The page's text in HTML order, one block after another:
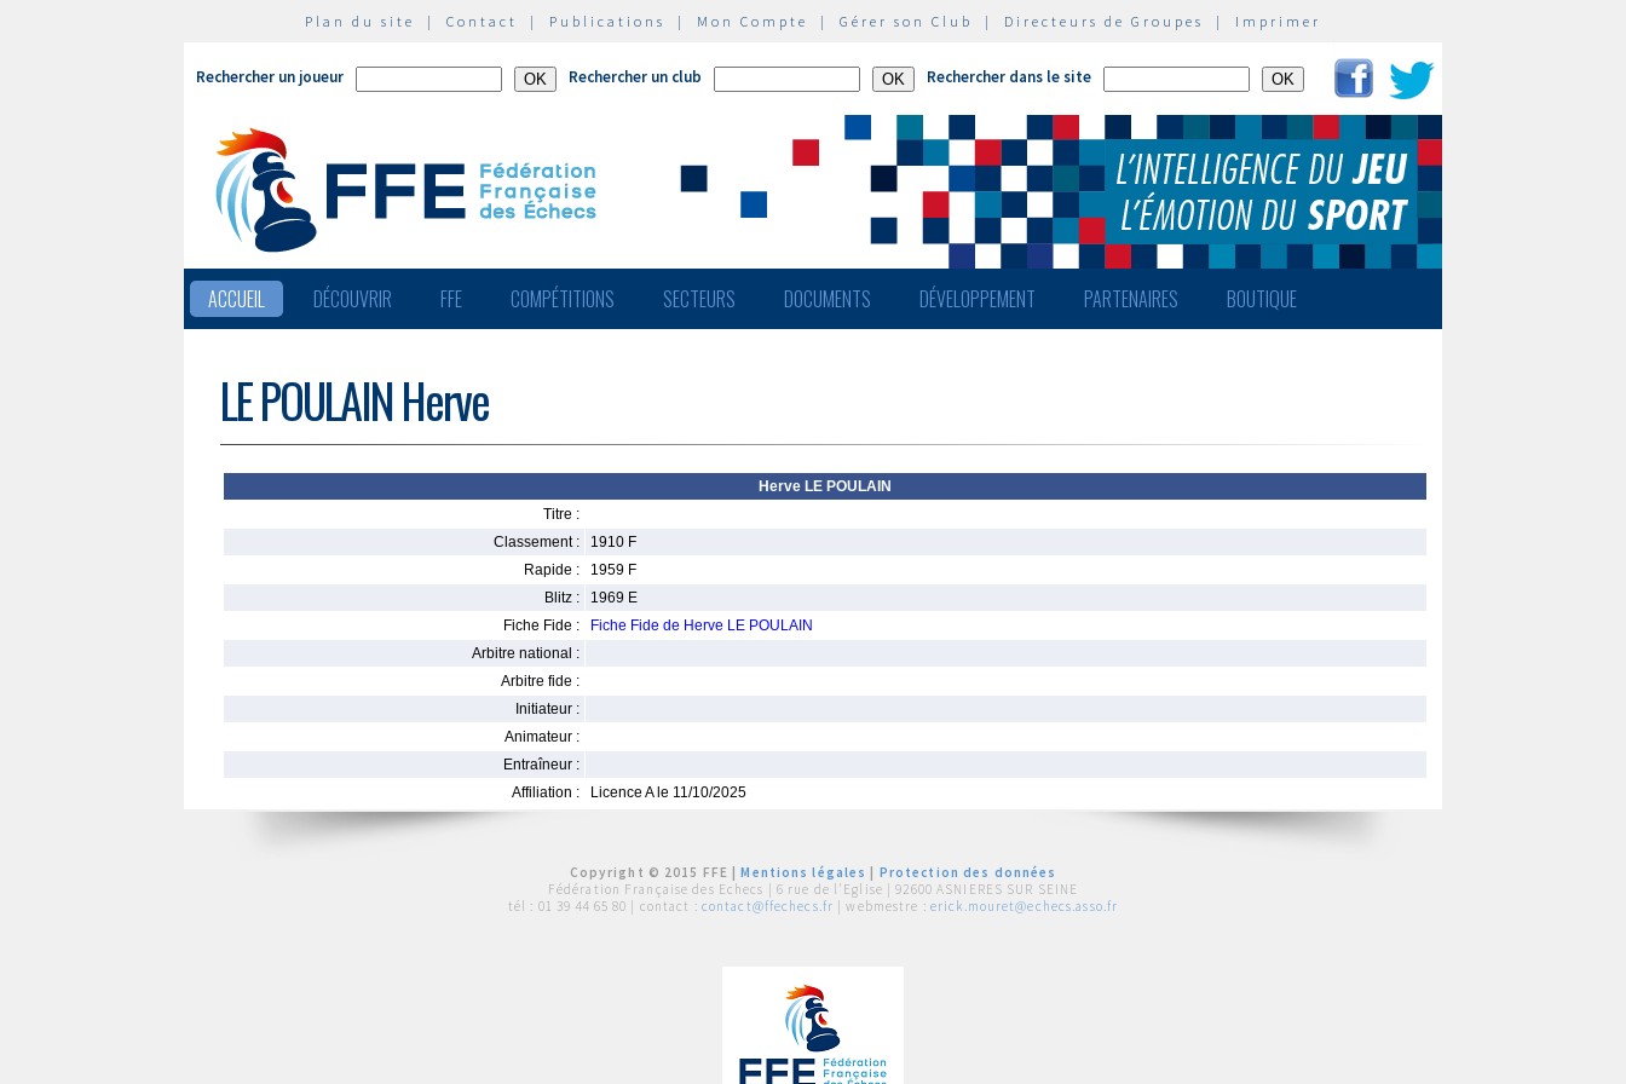
Plan du site | Contact | Publications | Mon Compte | Gérer son Club | Directeurs de Groupes | Imprimer
Rechercher un joueur Rechercher un club Rechercher dans le site
ACCUEIL DÉCOUVRIR FFE COMPÉTITIONS SECTEURS DOCUMENTS DÉVELOPPEMENT PARTENAIRES BOUTIQUE
LE POULAIN Herve
Herve LE POULAIN
Titre :
Classement :
1910 F
Rapide :
1959 F
Blitz :
1969 E
Fiche Fide :
Fiche Fide de Herve LE POULAIN
Arbitre national :
Arbitre fide :
Initiateur :
Animateur :
Entraîneur :
Affiliation :
Licence A le 11/10/2025
Copyright © 2015 FFE |Mentions légales
Protection des données
Fédération Française des Echecs | 6 rue de l'Eglise | 92600 ASNIERES SUR SEINE
tél : 01 39 44 65 80 | contact : contact@ffechecs.fr | webmestre : erick.mouret@echecs.asso.fr